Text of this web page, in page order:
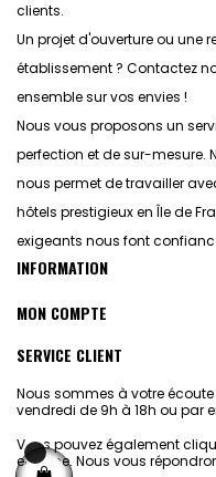
clients.
Un projet d'ouverture ou une
établissement ? Contactez
ensemble sur vos envies !
Nous vous proposons un
perfection et de sur-mesure.
nous permet de travailler
hôtels prestigieux en Île de
exigeants nous font
INFORMATION
MON COMPTE
SERVICE CLIENT
Nous sommes à votre
vendredi de 9h à 18h ou par
Vous pouvez également
en ligne. Nous vous